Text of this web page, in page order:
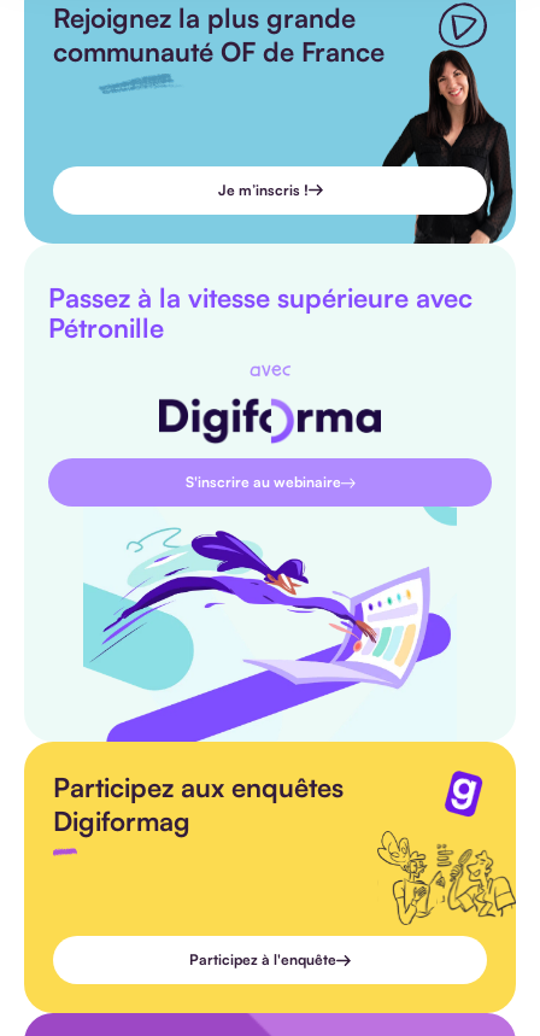
Rejoignez la plus grande
communauté OF de France
Je m’inscris !
Passez à la vitesse supérieure avec
Pétronille
avec
S'inscrire au webinaire
Participez aux enquêtes
Digiformag
Participez à l'enquête